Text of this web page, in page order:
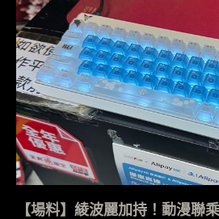
【場料】綾波麗加持！動漫聯